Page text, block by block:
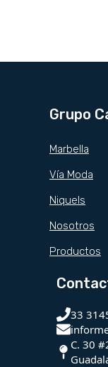
Grupo
Marbella
Vía Moda
Niquels
Nosotros
Productos
33
C. 30